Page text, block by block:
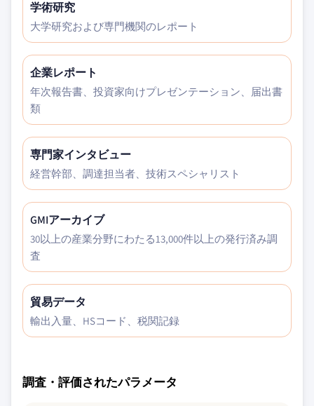
学術研究
大学研究および専門機関のレポート
企業レポート
年次報告書、投資家向けプレゼンテーション、届出書
類
専門家インタビュー
経営幹部、調達担当者、技術スペシャリスト
GMIアーカイブ
30以上の産業分野にわたる13,000件以上の発行済み調
査
貿易データ
輸出入量、HSコード、税関記録
調査・評価されたパラメータ